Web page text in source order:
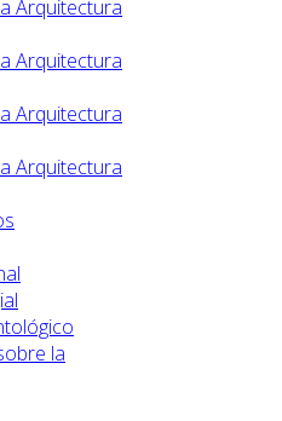
Arquitectura
Arquitectura
Arquitectura
Arquitectura
la